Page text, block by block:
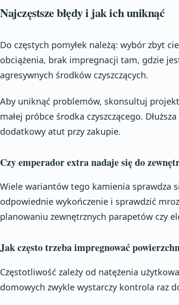
Najczęstsze błędy i jak ich uniknąć
Do częstych pomyłek należą: wybór zbyt
obciążenia, brak impregnacji tam, gdzie
agresywnych środków czyszczących.
Aby uniknąć problemów, skonsultuj
małej próbce środka czyszczącego.
dodatkowy atut przy zakupie.
Czy emperador extra nadaje się do
Wiele wariantów tego kamienia sprawdza
odpowiednie wykończenie i sprawdzić
planowaniu zewnętrznych parapetów czy
Jak często trzeba impregnować
Częstotliwość zależy od natężenia
domowych zwykle wystarczy kontrola raz